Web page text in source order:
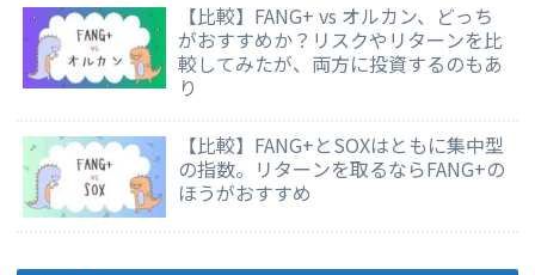
【比較】FANG+ vs オルカン、どっち
がおすすめか？リスクやリターンを比
較してみたが、両方に投資するのもあ
り
【比較】FANG+とSOXはともに集中型
の指数。リターンを取るならFANG+の
ほうがおすすめ